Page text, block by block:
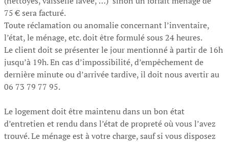
75 € sera facturé.
Toute réclamation ou anomalie concernant l’inventaire,
l’état, le ménage, etc. doit être formulé sous 24 heures.
Le client doit se présenter le jour mentionné à partir de 16h
jusqu’à 19h. En cas d’impossibilité, d’empêchement de
dernière minute ou d’arrivée tardive, il doit nous avertir au
06 73 79 77 95.
Le logement doit être maintenu dans un bon état
d’entretien et rendu dans l’état de propreté où vous l’avez
trouvé. Le ménage est à votre charge, sauf si vous disposez